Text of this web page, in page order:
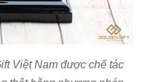
Việt Nam được chế tác